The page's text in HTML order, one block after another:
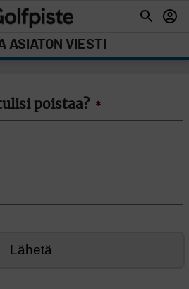
ASIATON VIESTI
poistaa? *